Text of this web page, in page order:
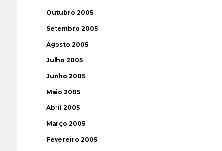
Outubro 2005
Setembro 2005
Agosto 2005
Julho 2005
Junho 2005
Maio 2005
Abril 2005
Março 2005
Fevereiro 2005